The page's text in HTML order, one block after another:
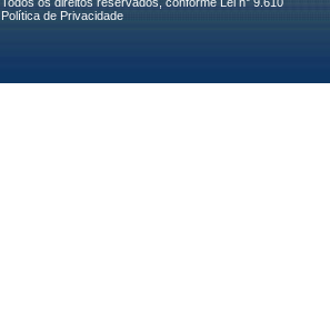
Política de Privacidade